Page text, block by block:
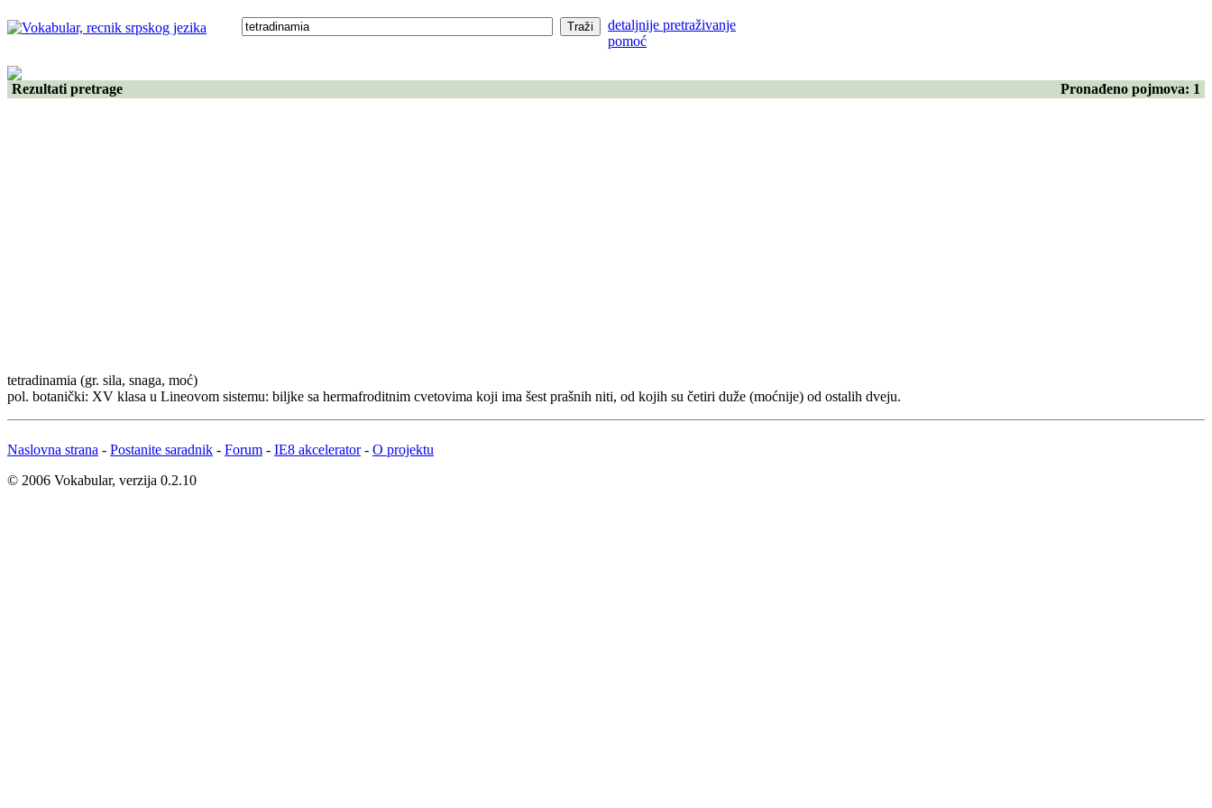
detaljnije pretraživanje
pomoć
Rezultati pretrage Pronađeno pojmova: 1
tetradinamia (gr. sila, snaga, moć)
pol. botanički: XV klasa u Lineovom sistemu: biljke sa hermafroditnim cvetovima koji ima šest prašnih niti, od kojih su četiri duže (moćnije) od ostalih dveju.
Naslovna strana - Postanite saradnik - Forum - IE8 akcelerator- O projektu
© 2006 Vokabular, verzija 0.2.10